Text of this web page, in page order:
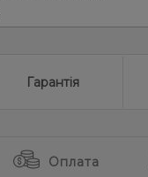
Гарантія
Оплата